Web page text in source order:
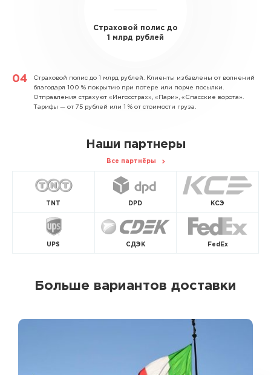
Страховой полис до
1 млрд рублей
Страховой полис до 1 млрд рублей. Клиенты избавлены от волнений
благодаря 100 % покрытию при потере или порче посылки.
Отправления страхуют «Ингосстрах», «Пари», «Спасские ворота».
Тарифы — от 75 рублей или 1 % от стоимости груза.
Наши партнеры
Все партнёры
TNT DPD КСЭ
UPS СДЭК FedEx
Больше вариантов доставки